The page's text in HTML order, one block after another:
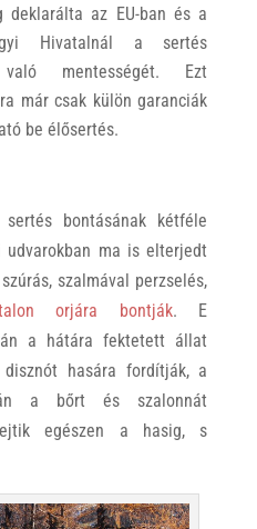
deklarálta az EU-ban és a
Hivatalnál a sertés
való mentességét. Ezt
már csak külön garanciák
be élősertés.
bontásának kétféle
ma is elterjedt
szalmával perzselés,
orjára bontják. E
a hátára fektetett állat
hasára fordítják, a
a bőrt és szalonnát
egészen a hasig, s